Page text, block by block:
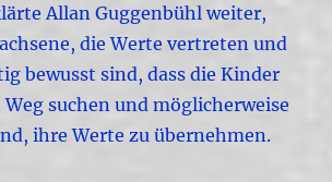
Allan Guggenbühl weiter,
die Werte vertreten und
bewusst sind, dass die Kinder
suchen und möglicherweise
ihre Werte zu übernehmen.